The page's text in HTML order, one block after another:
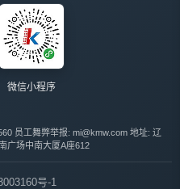
微信小程序
员工舞弊举报: mi@kmw.com 地址: 辽
广场中南大厦A座612
号-1